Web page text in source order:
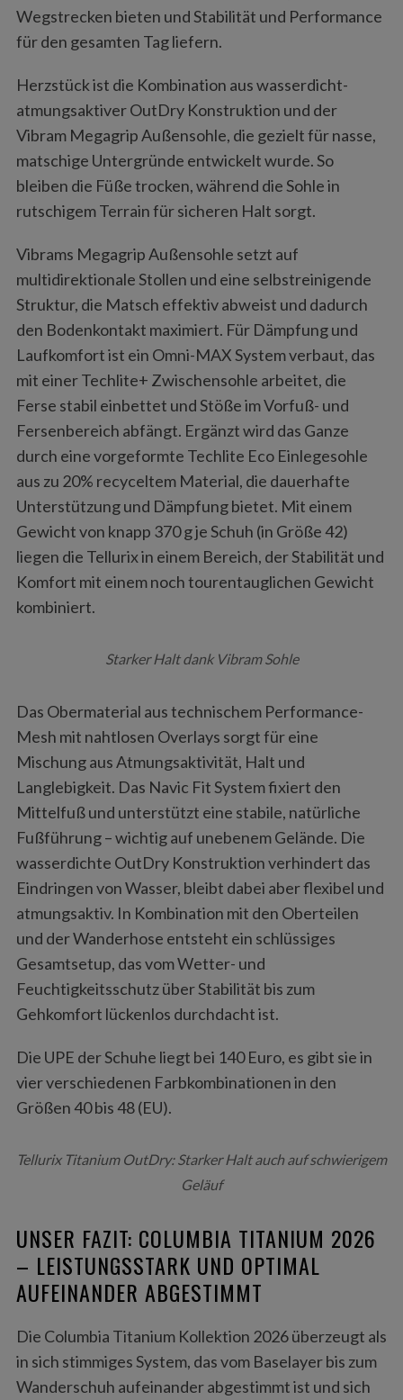
Wegstrecken bieten und Stabilität und Performance
für den gesamten Tag liefern.
Herzstück ist die Kombination aus wasserdicht-
atmungsaktiver OutDry Konstruktion und der
Vibram Megagrip Außensohle, die gezielt für nasse,
matschige Untergründe entwickelt wurde. So
bleiben die Füße trocken, während die Sohle in
rutschigem Terrain für sicheren Halt sorgt.
Vibrams Megagrip Außensohle setzt auf
multidirektionale Stollen und eine selbstreinigende
Struktur, die Matsch effektiv abweist und dadurch
den Bodenkontakt maximiert. Für Dämpfung und
Laufkomfort ist ein Omni-MAX System verbaut, das
mit einer Techlite+ Zwischensohle arbeitet, die
Ferse stabil einbettet und Stöße im Vorfuß- und
Fersenbereich abfängt. Ergänzt wird das Ganze
durch eine vorgeformte Techlite Eco Einlegesohle
aus zu 20% recyceltem Material, die dauerhafte
Unterstützung und Dämpfung bietet. Mit einem
Gewicht von knapp 370 g je Schuh (in Größe 42)
liegen die Tellurix in einem Bereich, der Stabilität und
Komfort mit einem noch tourentauglichen Gewicht
kombiniert.
Starker Halt dank Vibram Sohle
Das Obermaterial aus technischem Performance-
Mesh mit nahtlosen Overlays sorgt für eine
Mischung aus Atmungsaktivität, Halt und
Langlebigkeit. Das Navic Fit System fixiert den
Mittelfuß und unterstützt eine stabile, natürliche
Fußführung – wichtig auf unebenem Gelände. Die
wasserdichte OutDry Konstruktion verhindert das
Eindringen von Wasser, bleibt dabei aber flexibel und
atmungsaktiv. In Kombination mit den Oberteilen
und der Wanderhose entsteht ein schlüssiges
Gesamtsetup, das vom Wetter- und
Feuchtigkeitsschutz über Stabilität bis zum
Gehkomfort lückenlos durchdacht ist.
Die UPE der Schuhe liegt bei 140 Euro, es gibt sie in
vier verschiedenen Farbkombinationen in den
Größen 40 bis 48 (EU).
Tellurix Titanium OutDry: Starker Halt auch auf schwierigem
Geläuf
UNSER FAZIT: COLUMBIA TITANIUM 2026
– LEISTUNGSSTARK UND OPTIMAL
AUFEINANDER ABGESTIMMT
Die Columbia Titanium Kollektion 2026 überzeugt als
in sich stimmiges System, das vom Baselayer bis zum
Wanderschuh aufeinander abgestimmt ist und sich